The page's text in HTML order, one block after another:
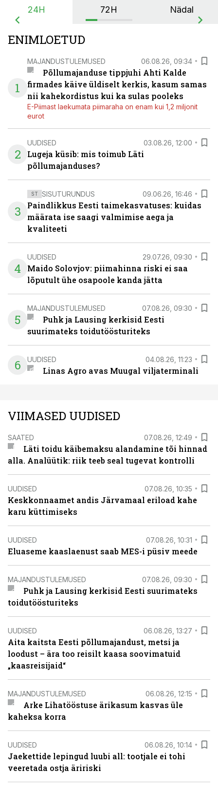
24H 72H Nädal
ENIMLOETUD
1
MAJANDUSTULEMUSED 06.08.26, 09:34
Põllumajanduse tippjuhi Ahti Kalde
firmades käive üldiselt kerkis, kasum samas
nii kahekordistus kui ka sulas pooleks
E-Piimast laekumata piimaraha on enam kui 1,2 miljonit
eurot
2
UUDISED 03.08.26, 12:00
Lugeja küsib: mis toimub Läti
põllumajanduses?
3
ST SISUTURUNDUS 09.06.26, 16:46
Paindlikkus Eesti taimekasvatuses: kuidas
määrata ise saagi valmimise aega ja
kvaliteeti
4
UUDISED 29.07.26, 09:30
Maido Solovjov: piimahinna riski ei saa
lõputult ühe osapoole kanda jätta
5
MAJANDUSTULEMUSED 07.08.26, 09:30
Puhk ja Lausing kerkisid Eesti
suurimateks toidutöösturiteks
6 UUDISED 04.08.26, 11:23
Linas Agro avas Muugal viljaterminali
VIIMASED UUDISED
SAATED 07.08.26, 12:49
Läti toidu käibemaksu alandamine tõi hinnad
alla. Analüütik: riik teeb seal tugevat kontrolli
UUDISED 07.08.26, 10:35
Keskkonnaamet andis Järvamaal eriload kahe
karu küttimiseks
UUDISED 07.08.26, 10:31
Eluaseme kaaslaenust saab MES-i püsiv meede
MAJANDUSTULEMUSED 07.08.26, 09:30
Puhk ja Lausing kerkisid Eesti suurimateks
toidutöösturiteks
UUDISED 06.08.26, 13:27
Aita kaitsta Eesti põllumajandust, metsi ja
loodust – ära too reisilt kaasa soovimatuid
„kaasreisijaid“
MAJANDUSTULEMUSED 06.08.26, 12:15
Arke Lihatööstuse ärikasum kasvas üle
kaheksa korra
UUDISED 06.08.26, 10:14
Jaekettide lepingud luubi all: tootjale ei tohi
veeretada ostja äririski